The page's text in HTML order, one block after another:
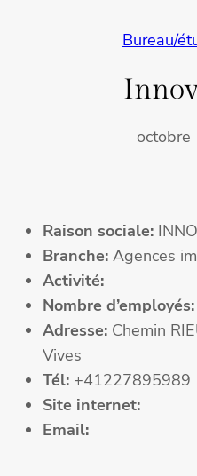
Bureau/
Raison sociale:
Branche: Agences
Activité:
Nombre d’employés:
Adresse: Chemin
Vives
Tél: +41227895989
Site internet:
Email: